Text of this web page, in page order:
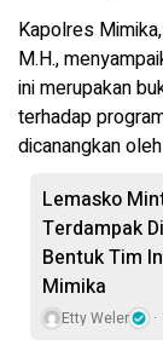
Kapolres
M.H.,
ini merupakan
terhadap
dicanangkan
Lemasko
Terdampak
Bentuk Tim
Mimika
Etty Weler